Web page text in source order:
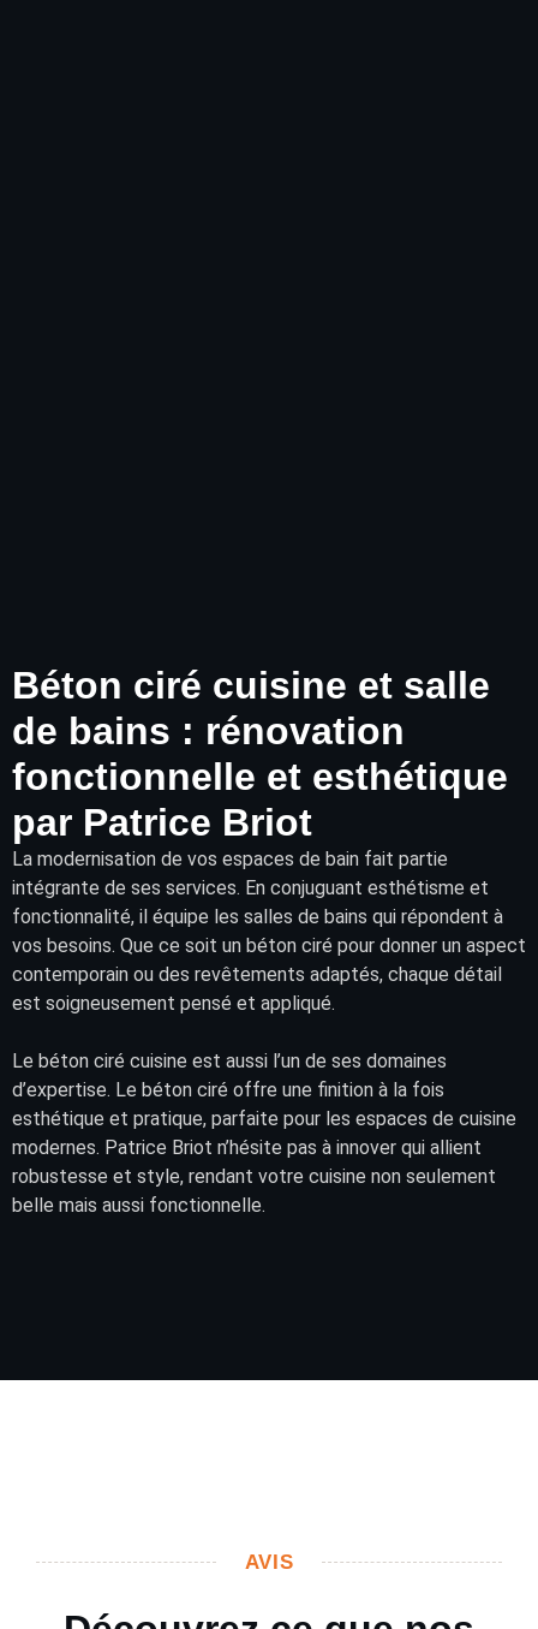
Béton ciré cuisine et salle
de bains : rénovation
fonctionnelle et esthétique
par Patrice Briot
La modernisation de vos espaces de bain fait partie
intégrante de ses services. En conjuguant esthétisme et
fonctionnalité, il équipe les salles de bains qui répondent à
vos besoins. Que ce soit un béton ciré pour donner un aspect
contemporain ou des revêtements adaptés, chaque détail
est soigneusement pensé et appliqué.
Le béton ciré cuisine est aussi l’un de ses domaines
d’expertise. Le béton ciré offre une finition à la fois
esthétique et pratique, parfaite pour les espaces de cuisine
modernes. Patrice Briot n’hésite pas à innover qui allient
robustesse et style, rendant votre cuisine non seulement
belle mais aussi fonctionnelle.
AVIS